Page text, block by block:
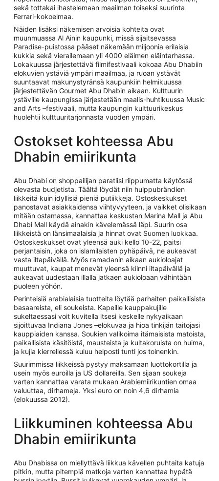
sekä tottakai ihastelemaan maailman toiseksi suurinta
Ferrari-kokoelmaa.
Näiden lisäksi näkemisen arvoisia kohteita ovat
muunmuassa Al Ainin kaupunki, missä sijaitsevassa
Paradise-puistossa pääset näkemään miljoonia erilaisia
kukkia sekä vierailemaan yli 4000 eläimen eläintarhassa.
Lokakuussa järjestettävä filmifestivaali kokoaa Abu Dhabiin
elokuvien ystäviä ympäri maailmaa, ja ruoan ystävät
suuntaavat makunystyränsä kaupunkiin helmikuussa
järjestettävän Gourmet Abu Dhabin aikaan. Kulttuurin
ystäville kaupungissa järjestetään maalis-huhtikuussa Music
and Arts –festivaali, mutta kaupungin kulttuurikeskus
huolehtii kulttuuritarjonnasta vuoden ympäri.
Ostokset kohteessa Abu
Dhabin emiirikunta
Abu Dhabi on shoppailijan paratiisi riippumatta käytössä
olevasta budjetista. Täältä löydät niin huippubrändien
liikkeitä kuin idyllisiä pieniä putiikkeja. Ostoskeskukset
panostavat asiakkaidensa viihtyvyyteen, ja vaikket olisikaan
mitään ostamassa, kannattaa keskustan Marina Mall ja Abu
Dhabi Mall käydä ainakin kävelemässä läpi. Suurin osa
liikkeistä on länsimaalaisia ja hinnat ovat Suomen luokkaa.
Ostoskeskukset ovat yleensä auki kello 10-22, paitsi
perjantaisin, joka on islamilaisten pyhäpäivä, ne aukeavat
vasta iltapäivällä. Myös ramadanin aikaan aukioloajat
muuttuvat, kaupat menevät yleensä kiinni iltapäivällä ja
aukeavat uudestaan illalla jatkaen aukioloaan vähintään
puoleen yöhön.
Perinteisiä arabialaisia tuotteita löytää parhaiten paikallisista
basaareista, eli soukeista. Kapeille kauppakujille
sukeltaessasi voit kuvitella itsesi keskelle nykyaikaan
sijoittuvaa Indiana Jones –elokuvaa ja hioa tinkijän taitojasi
kauppiaiden kanssa. Soukien valikoima itämaisista matoista,
paikallisista käsitöistä, mausteista ja kultakoruista on huima,
ja kujia kierrellessä kuluu helposti tunti jos toinenkin.
Suurimmissa liikkeissä pystyy maksamaan luottokortilla ja
usein myös euroilla ja US dollareilla. Sen sijaan soukeja
varten kannattaa varata mukaan Arabiemiirikuntien omaa
valuuttaa, dirhameja. Yksi euro on noin 4,6 dirhamia
(elokuussa 2012).
Liikkuminen kohteessa Abu
Dhabin emiirikunta
Abu Dhabissa on miellyttävä liikkua kävellen puhtaita katuja
pitkin, mutta pitempiä matkoja varten kannattaa hypätä